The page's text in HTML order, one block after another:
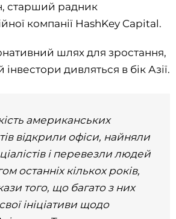
старший радник
компанії HashKey Capital.
шлях для зростання,
дивляться в бік Азії.
американських
відкрили офіси, найняли
і перевезли людей
останніх кількох років,
того, що багато з них
ініціативи щодо